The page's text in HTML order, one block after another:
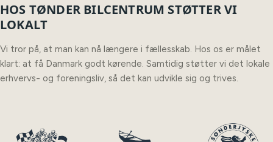
HOS TØNDER BILCENTRUM STØTTER VI
LOKALT
Vi tror på, at man kan nå længere i fællesskab. Hos os er målet
klart: at få Danmark godt kørende. Samtidig støtter vi det lokale
erhvervs- og foreningsliv, så det kan udvikle sig og trives.